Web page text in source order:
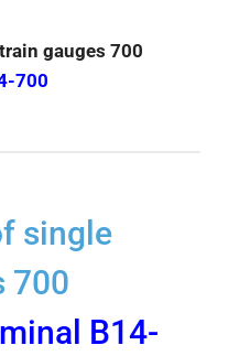
gauges 700
700
single
700
B14-